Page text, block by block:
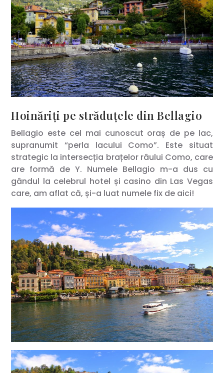
Hoinăriți pe străduțele din Bellagio
Bellagio este cel mai cunoscut oraș de pe lac,
supranumit “perla lacului Como”. Este situat
strategic la intersecția brațelor râului Como, care
are formă de Y. Numele Bellagio m-a dus cu
gândul la celebrul hotel și casino din Las Vegas
care, am aflat că, și-a luat numele fix de aici!